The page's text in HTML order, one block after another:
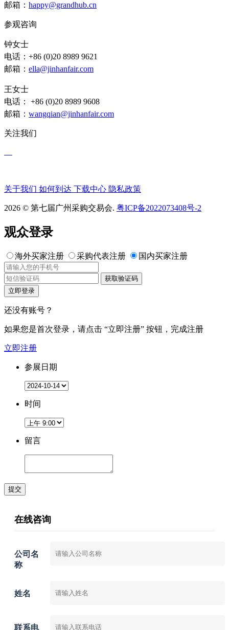
邮箱： happy@grandhub.cn
参观咨询
钟女士
电话：+86 (0)20 8989 9621
邮箱： ella@jinhanfair.com
王女士
电话： +86 (0)20 8989 9608
邮箱： wangqian@jinhanfair.com
关注我们
关于我们 如何到达 下载中心 隐私政策
2026 © 第七届广州采购交易会. 粤ICP备2022073408号-2
观众登录
海外买家注册 采购代表注册 国内买家注册
获取验证码
立即登录
还没有账号？
如果您是首次登录，请点击 “立即注册” 按钮，完成注册
立即注册
参展日期
时间
留言
提交
在线咨询
公司名
称
姓名
联系电